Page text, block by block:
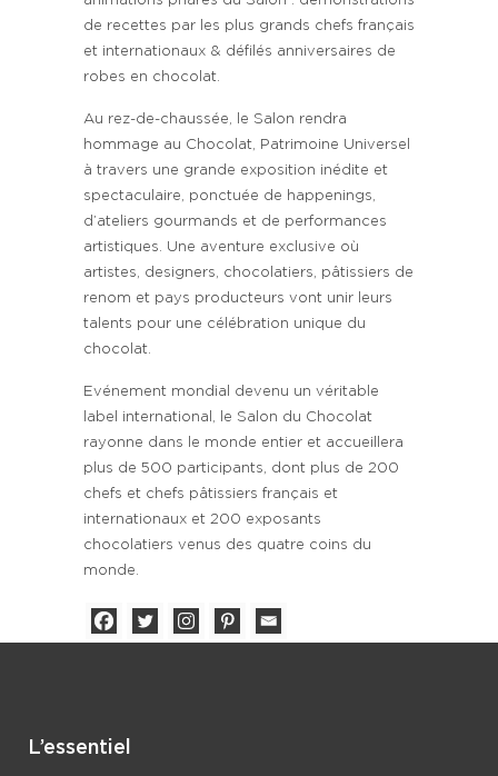
de recettes par les plus grands chefs français
et internationaux & défilés anniversaires de
robes en chocolat.
Au rez-de-chaussée, le Salon rendra
hommage au Chocolat, Patrimoine Universel
à travers une grande exposition inédite et
spectaculaire, ponctuée de happenings,
d’ateliers gourmands et de performances
artistiques. Une aventure exclusive où
artistes, designers, chocolatiers, pâtissiers de
renom et pays producteurs vont unir leurs
talents pour une célébration unique du
chocolat.
Evénement mondial devenu un véritable
label international, le Salon du Chocolat
rayonne dans le monde entier et accueillera
plus de 500 participants, dont plus de 200
chefs et chefs pâtissiers français et
internationaux et 200 exposants
chocolatiers venus des quatre coins du
monde.
L’essentiel